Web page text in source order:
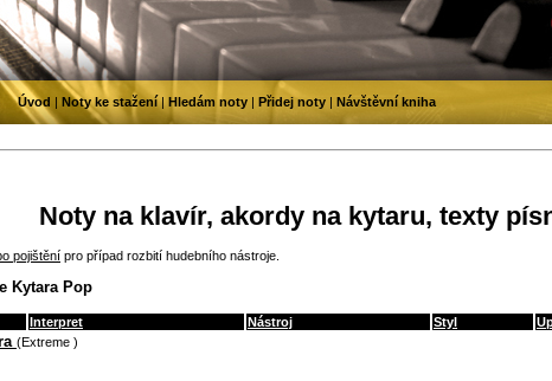
Noty na klavír, akordy na kytaru, texty
pojištění pro případ rozbití hudebního nástroje.
Kytara Pop
Interpret Nástroj Styl
(Extreme )
Úvod | Noty ke stažení| Hledám noty | Přidej noty | Návštěvní kniha